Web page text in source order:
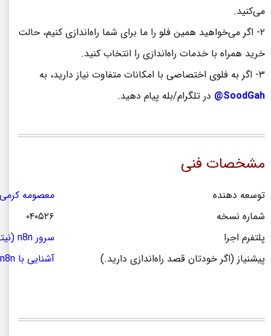
می‌کنید.
۲- اگر می‌خواهید همین فلو را ما برای شما راه‌اندازی کنیم، حالت
خرید همراه با خدمات راه‌اندازی را انتخاب کنید.
۳- اگر به فلوی اختصاصی با امکانات متفاوت نیاز دارید، به
SoodGah@
در تلگرام/بله پیام دهید.
مشخصات فنی
توسعه دهنده
معصومه
شماره نسخه
۰۴۰۵۲۶
پلتفرم اجرا
سرور n8n (نیتن)
پیشنیاز (اگر خودتان قصد راه‌اندازی دارید.)
آشنایی با n8n